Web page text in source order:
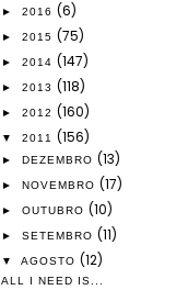
► 2016 (6)
► 2015 (75)
► 2014 (147)
► 2013 (118)
► 2012 (160)
▼ 2011 (156)
► DEZEMBRO (13)
► NOVEMBRO (17)
► OUTUBRO (10)
► SETEMBRO (11)
▼ AGOSTO (12)
ALL I NEED IS...